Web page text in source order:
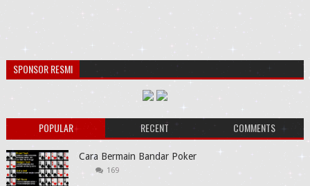
SPONSOR RESMI
POPULAR RECENT COMMENTS
Cara Bermain Bandar Poker
169